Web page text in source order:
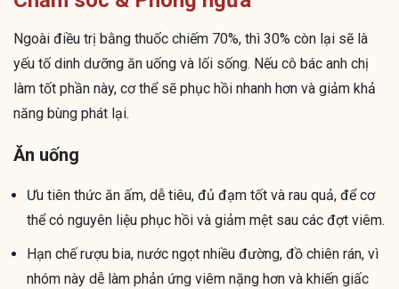
Ngoài điều trị bằng thuốc chiếm 70%, thì 30% còn lại sẽ là
yếu tố dinh dưỡng ăn uống và lối sống. Nếu cô bác anh chị
làm tốt phần này, cơ thể sẽ phục hồi nhanh hơn và giảm khả
năng bùng phát lại.
Ăn uống
Ưu tiên thức ăn ấm, dễ tiêu, đủ đạm tốt và rau quả, để cơ
thể có nguyên liệu phục hồi và giảm mệt sau các đợt viêm.
Hạn chế rượu bia, nước ngọt nhiều đường, đồ chiên rán, vì
nhóm này dễ làm phản ứng viêm nặng hơn và khiến giấc